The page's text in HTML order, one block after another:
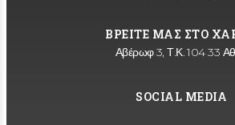
ΒΡΕΙΤΕ ΜΑΣ ΣΤΟ
Αβέρωφ 3, Τ.Κ. 104 33
SOCIAL MEDIA